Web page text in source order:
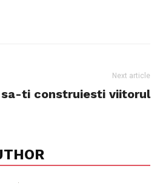
Next article
sa-ti construiesti viitorul